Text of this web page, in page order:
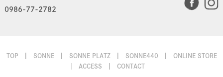
0986-77-2782
TOP SONNE SONNE PLATZ SONNE440
ONLINE STORE
ACCESS
CONTACT